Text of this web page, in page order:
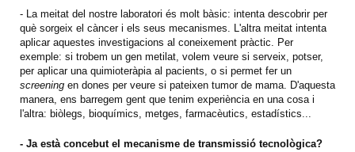
- La meitat del nostre laboratori és molt bàsic: intenta descobrir per
què sorgeix el càncer i els seus mecanismes. L'altra meitat intenta
aplicar aquestes investigacions al coneixement pràctic. Per
exemple: si trobem un gen metilat, volem veure si serveix, potser,
per aplicar una quimioteràpia al pacients, o si permet fer un
screening en dones per veure si pateixen tumor de mama. D'aquesta
manera, ens barregem gent que tenim experiència en una cosa i
l'altra: biòlegs, bioquímics, metges, farmacèutics, estadístics...
- Ja està concebut el mecanisme de transmissió tecnològica?